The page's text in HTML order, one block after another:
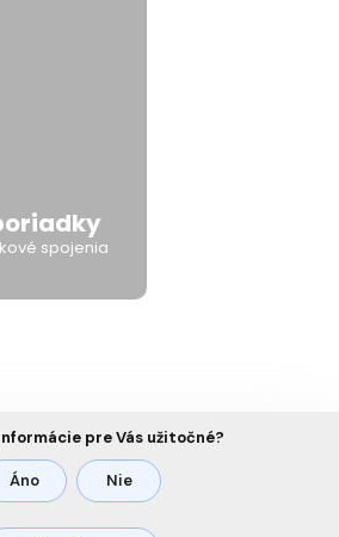
spojenia
pre Vás užitočné?
Áno Nie